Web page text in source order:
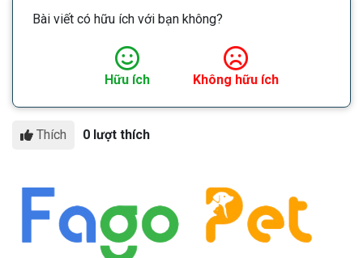
Bài viết có hữu ích với bạn không?
Hữu ích Không hữu ích
Thích 0 lượt thích